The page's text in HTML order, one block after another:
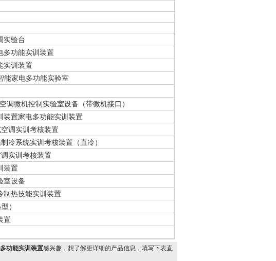
实验台
多功能实训装置
实训装置
能家电多功能实验室
调微机控制实验室设备（带微机接口）
装置家电多功能实训装置
调实训考核装置
冷系统实训考核装置（直冷）
实训考核装置
装置
室设备
制热技能实训装置
）
置
功能实训装置感兴趣，想了解更详细的产品信息，填写下表直